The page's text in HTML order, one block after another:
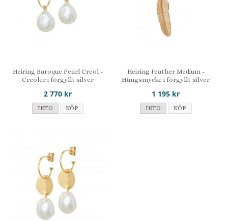
Heiring Baroque Pearl Creol -
Creoler i förgyllt silver
2 770 kr
INFO KÖP
Heiring Feather Medium -
Hängsmycke i förgyllt silver
1 195 kr
INFO KÖP